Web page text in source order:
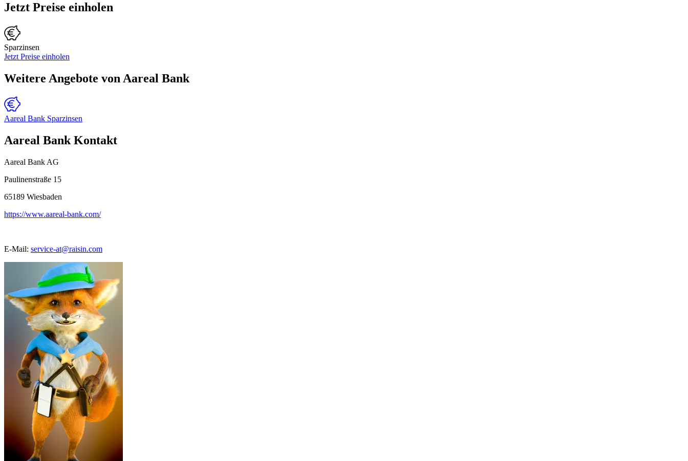
Jetzt Preise einholen
Sparzinsen
Jetzt Preise einholen
Weitere Angebote von Aareal Bank
Aareal Bank Sparzinsen
Aareal Bank Kontakt
Aareal Bank AG
Paulinenstraße 15
65189 Wiesbaden
https://www.aareal-bank.com/
E-Mail: service-at@raisin.com